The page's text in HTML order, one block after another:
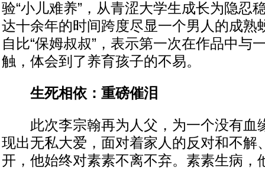
验“小儿难养”，从青涩大学生成长为隐忍
达十余年的时间跨度尽显一个男人的成熟
自比“保姆叔叔”，表示第一次在作品中与
触，体会到了养育孩子的不易。
生死相依：重磅催泪
此次李宗翰再为人父，为一个没有血
现出无私大爱，面对着家人的反对和不解
开，他始终对素素不离不弃。素素生病，